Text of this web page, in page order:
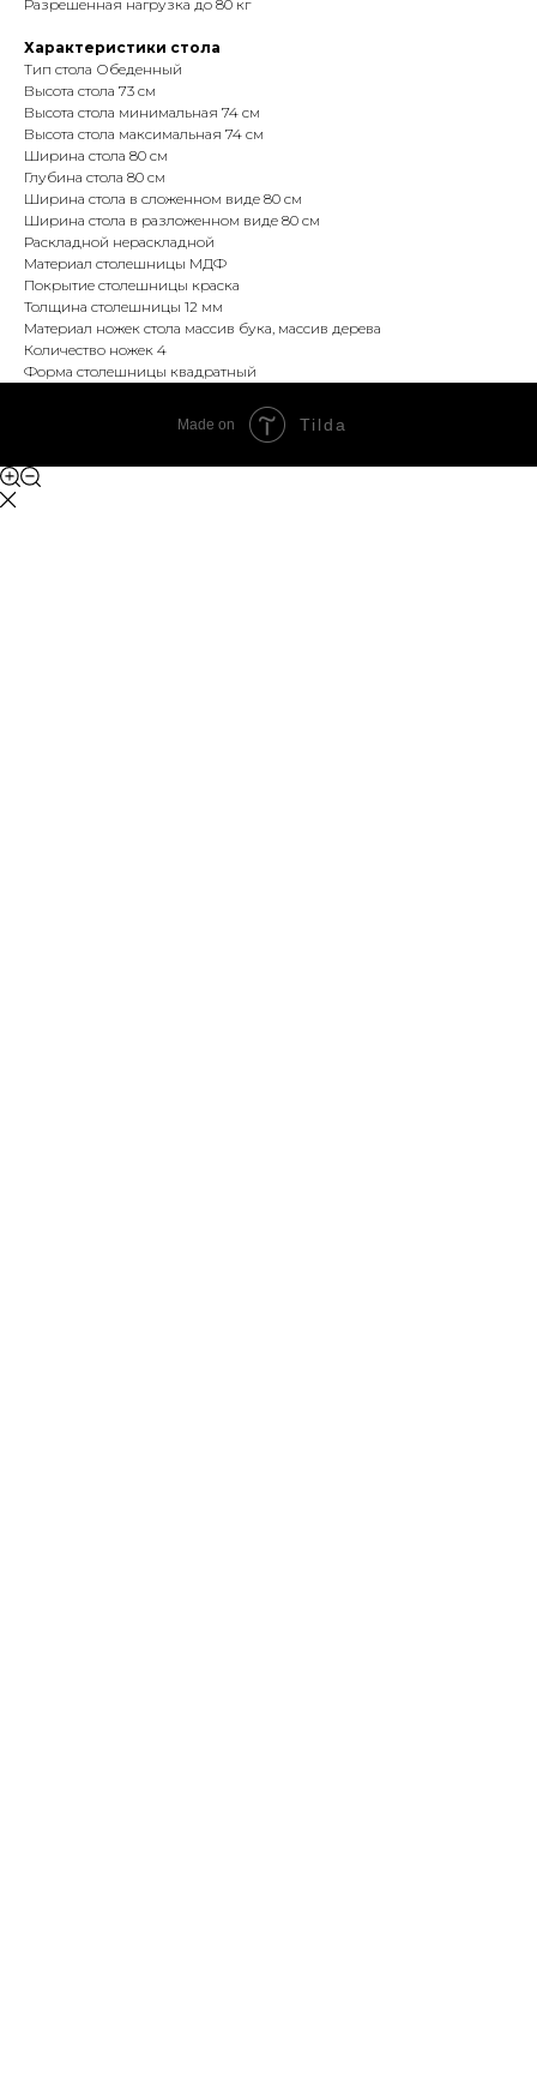
Разрешенная нагрузка до 80 кг
Характеристики стола
Тип стола Обеденный
Высота стола 73 см
Высота стола минимальная 74 см
Высота стола максимальная 74 см
Ширина стола 80 см
Глубина стола 80 см
Ширина стола в сложенном виде 80 см
Ширина стола в разложенном виде 80 см
Раскладной нераскладной
Материал столешницы МДФ
Покрытие столешницы краска
Толщина столешницы 12 мм
Материал ножек стола массив бука, массив дерева
Количество ножек 4
Форма столешницы квадратный
Made on Tilda